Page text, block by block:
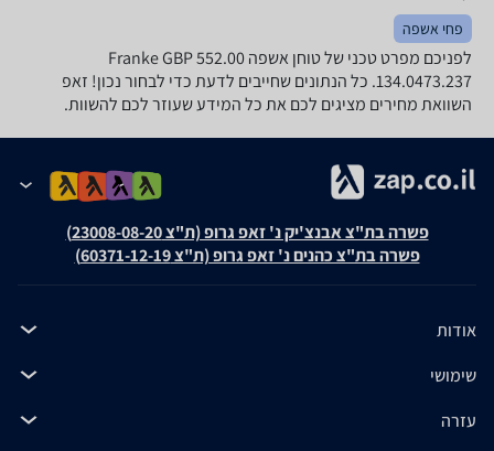
פחי אשפה
לפניכם מפרט טכני של טוחן אשפה Franke GBP 552.00
134.0473.237. כל הנתונים שחייבים לדעת כדי לבחור נכון! זאפ
השוואת מחירים מציגים לכם את כל המידע שעוזר לכם להשוות.
פשרה בת"צ אבנצ'יק נ' זאפ גרופ (ת"צ 23008-08-20)
פשרה בת"צ כהנים נ' זאפ גרופ (ת"צ 60371-12-19)
אודות
שימושי
עזרה